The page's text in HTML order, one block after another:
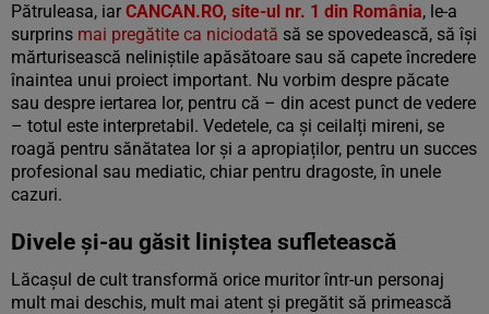
Pătruleasa, iar CANCAN.RO, site-ul nr. 1 din România, le-a
surprins mai pregătite ca niciodată să se spovedească, să își
mărturisească neliniștile apăsătoare sau să capete încredere
înaintea unui proiect important. Nu vorbim despre păcate
sau despre iertarea lor, pentru că – din acest punct de vedere
– totul este interpretabil. Vedetele, ca și ceilalți mireni, se
roagă pentru sănătatea lor și a apropiaților, pentru un succes
profesional sau mediatic, chiar pentru dragoste, în unele
cazuri.
Divele și-au găsit liniștea sufletească
Lăcașul de cult transformă orice muritor într-un personaj
mult mai deschis, mult mai atent și pregătit să primească